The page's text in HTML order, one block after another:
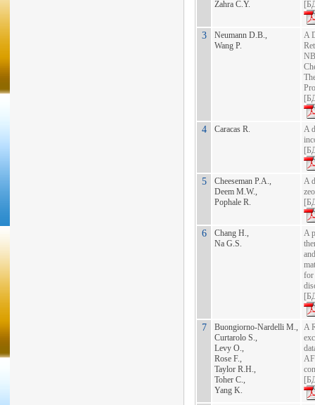
Zahra C.Y.
[
3
Neumann D.B.,
Wang P.
A
[
4 Caracas R.
A
[
5
Cheeseman P.A.,
Deem M.W.,
Pophale R.
A
[
6
Chang H.,
Na G.S.
A
for
[
7
Buongiorno-Nardelli M.,
Curtarolo S.,
Levy O.,
Rose F.,
Taylor R.H.,
Toher C.,
Yang K.
A
[